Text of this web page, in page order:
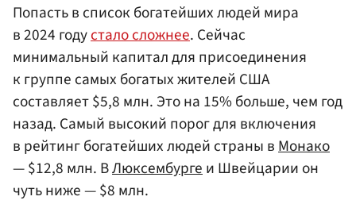
Попасть в список богатейших людей мира
в 2024 годустало сложнее. Сейчас
минимальный капитал для присоединения
к группе самых богатых жителей США
составляет $5,8 млн. Это на 15% больше, чем год
назад. Самый высокий порог для включения
в рейтинг богатейших людей страны вМонако
— $12,8 млн. ВЛюксембургеи Швейцарии он
чуть ниже — $8 млн.